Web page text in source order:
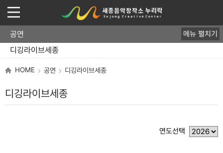
공연
디깅라이브세종
바이닐스튜디오
클럽 라이브
뮤즈세종 쇼케이스
프로그램 일정
메뉴 펼치기
HOME 공연 디깅라이브세종
디깅라이브세종
연도선택